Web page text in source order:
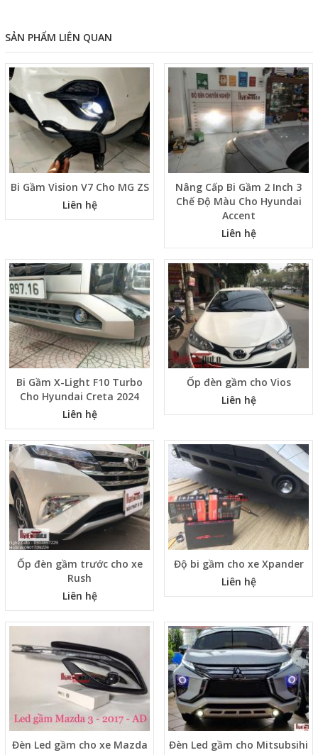
SẢN PHẨM LIÊN QUAN
Bi Gầm Vision V7 Cho MG ZS
Liên hệ
Nâng Cấp Bi Gầm 2 Inch 3
Chế Độ Màu Cho Hyundai
Accent
Liên hệ
Bi Gầm X-Light F10 Turbo
Cho Hyundai Creta 2024
Liên hệ
Ốp đèn gầm cho Vios
Liên hệ
Ốp đèn gầm trước cho xe
Rush
Liên hệ
Độ bi gầm cho xe Xpander
Liên hệ
Đèn Led gầm cho xe Mazda
Đèn Led gầm cho Mitsubsihi